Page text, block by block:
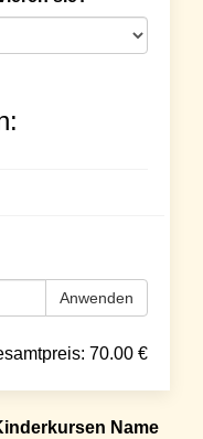
Anwenden
70.00 €
Name